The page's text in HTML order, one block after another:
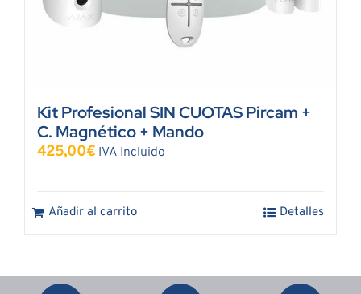
Kit Profesional SIN CUOTAS Pircam +
C. Magnético + Mando
425,00€ IVA Incluido
Añadir al carrito Detalles